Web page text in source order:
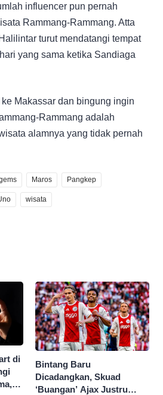
influencer pun pernah
Rammang-Rammang. Atta
turut mendatangi tempat
yang sama ketika Sandiaga
Makassar dan bingung ingin
Rammang adalah
alamnya yang tidak pernah
Maros Pangkep
wisata
di
Bintang Baru
Dicadangkan, Skuad
‘Buangan’ Ajax Justru